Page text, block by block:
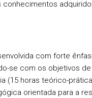
conhecimentos
com forte
se com os objetivos
(15 horas teórico-
orientada para a